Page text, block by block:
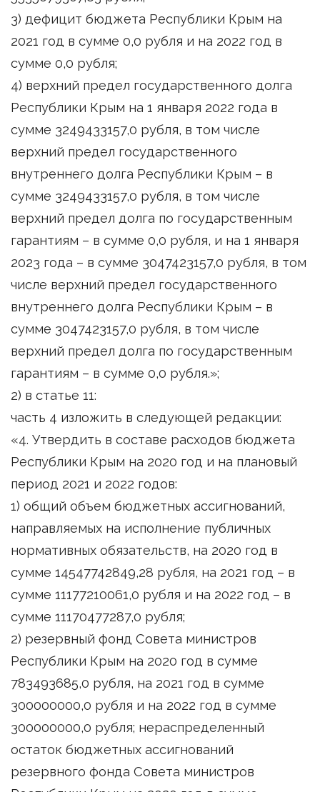
3) дефицит бюджета Республики Крым на
2021 год в сумме 0,0 рубля и на 2022 год в
сумме 0,0 рубля;
4) верхний предел государственного долга
Республики Крым на 1 января 2022 года в
сумме 3249433157,0 рубля, в том числе
верхний предел государственного
внутреннего долга Республики Крым – в
сумме 3249433157,0 рубля, в том числе
верхний предел долга по государственным
гарантиям – в сумме 0,0 рубля, и на 1 января
2023 года – в сумме 3047423157,0 рубля, в том
числе верхний предел государственного
внутреннего долга Республики Крым – в
сумме 3047423157,0 рубля, в том числе
верхний предел долга по государственным
гарантиям – в сумме 0,0 рубля.»;
2) в статье 11:
часть 4 изложить в следующей редакции:
«4. Утвердить в составе расходов бюджета
Республики Крым на 2020 год и на плановый
период 2021 и 2022 годов:
1) общий объем бюджетных ассигнований,
направляемых на исполнение публичных
нормативных обязательств, на 2020 год в
сумме 14547742849,28 рубля, на 2021 год – в
сумме 11177210061,0 рубля и на 2022 год – в
сумме 11170477287,0 рубля;
2) резервный фонд Совета министров
Республики Крым на 2020 год в сумме
783493685,0 рубля, на 2021 год в сумме
300000000,0 рубля и на 2022 год в сумме
300000000,0 рубля; нераспределенный
остаток бюджетных ассигнований
резервного фонда Совета министров